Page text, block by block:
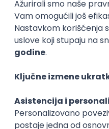
skladu sa svojim
vrednostima, veće su
svojim poslom i da će
profesionalni razvoj.
stabilnosti u karijeri”,
Takođe, takva
prekvalifikacijom ili
izbori zasnovani na